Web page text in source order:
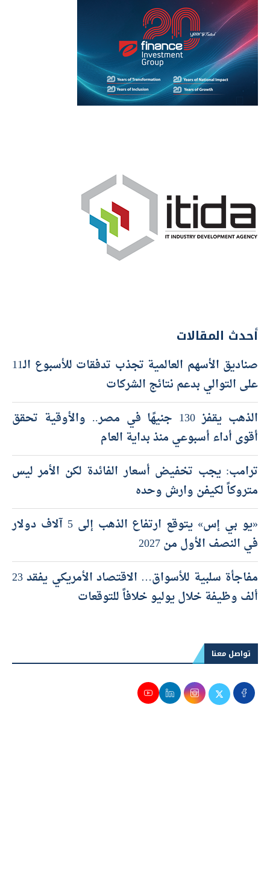
أحدث المقالات
صناديق الأسهم العالمية تجذب تدفقات للأسبوع الـ11
على التوالي بدعم نتائج الشركات
الذهب يقفز 130 جنيهًا في مصر.. والأوقية تحقق
أقوى أداء أسبوعي منذ بداية العام
ترامب: يجب تخفيض أسعار الفائدة لكن الأمر ليس
متروكاً لكيفن وارش وحده
«يو بي إس» يتوقع ارتفاع الذهب إلى 5 آلاف دولار
في النصف الأول من 2027
مفاجأة سلبية للأسواق… الاقتصاد الأمريكي يفقد 23
ألف وظيفة خلال يوليو خلافاً للتوقعات
تواصل معنا